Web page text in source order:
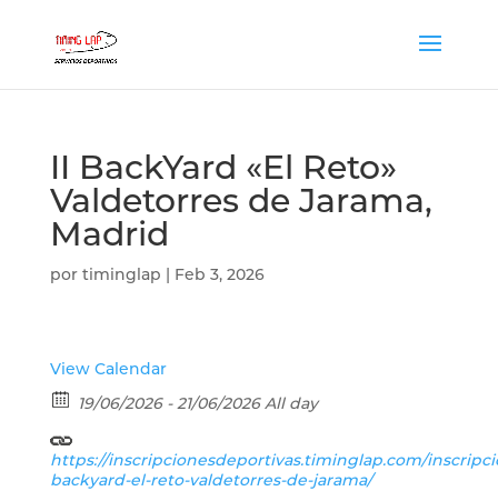
II BackYard «El Reto»
Valdetorres de Jarama,
Madrid
por timinglap | Feb 3, 2026
View Calendar
19/06/2026 - 21/06/2026 All day
https://inscripcionesdeportivas.timinglap.com/
backyard-el-reto-valdetorres-de-jarama/